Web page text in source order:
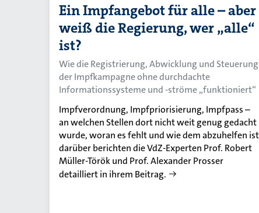
Ein Impfangebot für alle – aber
weiß die Regierung, wer „alle“
ist?
Wie die Registrierung, Abwicklung und Steuerung
der Impfkampagne ohne durchdachte
Informationssysteme und -ströme „funktioniert“
Impfverordnung, Impfpriorisierung, Impfpass –
an welchen Stellen dort nicht weit genug gedacht
wurde, woran es fehlt und wie dem abzuhelfen
darüber berichten die VdZ-Experten Prof. Robert
Müller-Török und Prof. Alexander Prosser
detailliert in ihrem Beitrag.